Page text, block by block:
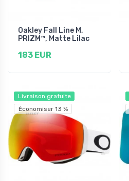
Oakley Fall Line M,
PRIZM™, Matte Lilac
183 EUR
Livraison gratuite
Économiser 13 %